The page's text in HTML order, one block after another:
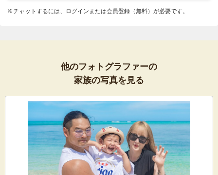
※チャットするには、ログインまたは会員登録（無料）が必要です。
他のフォトグラファーの
家族の写真を見る